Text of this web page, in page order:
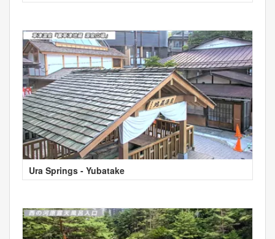
Ura Springs - Yubatake